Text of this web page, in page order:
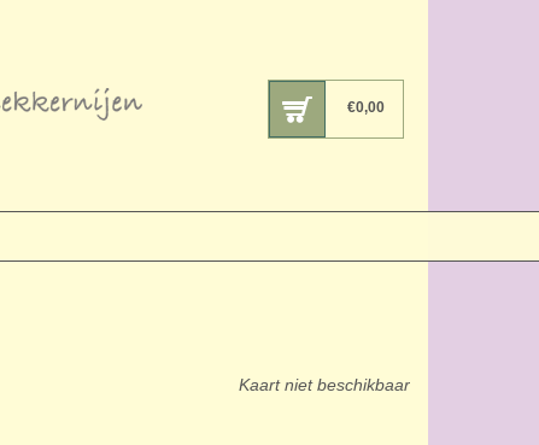
€0,00
Kaart niet beschikbaar